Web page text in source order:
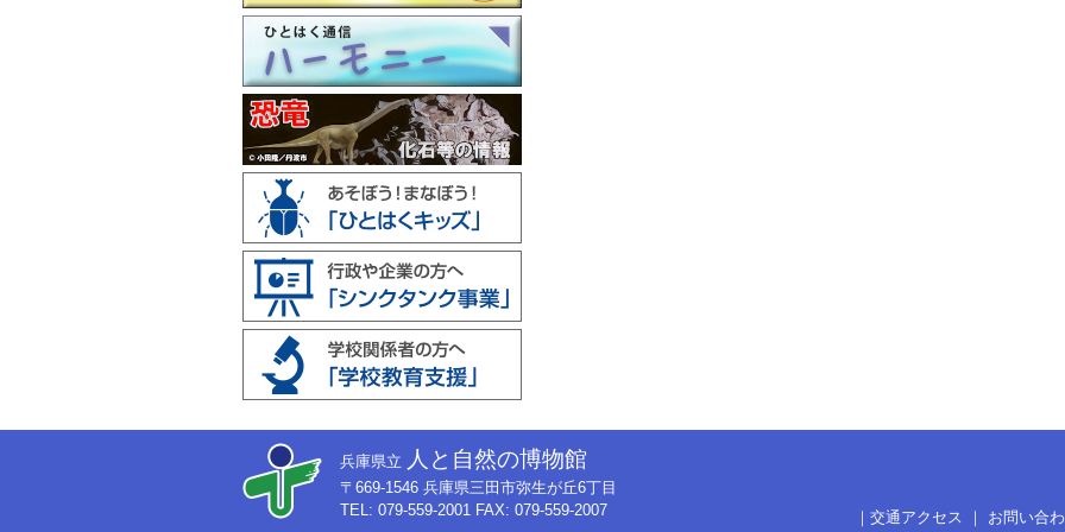
兵庫県立 人と自然の博物館
〒669-1546 兵庫県三田市弥生が丘6丁目
TEL: 079-559-2001 FAX: 079-559-2007
｜ 交通アクセス ｜ お問い合